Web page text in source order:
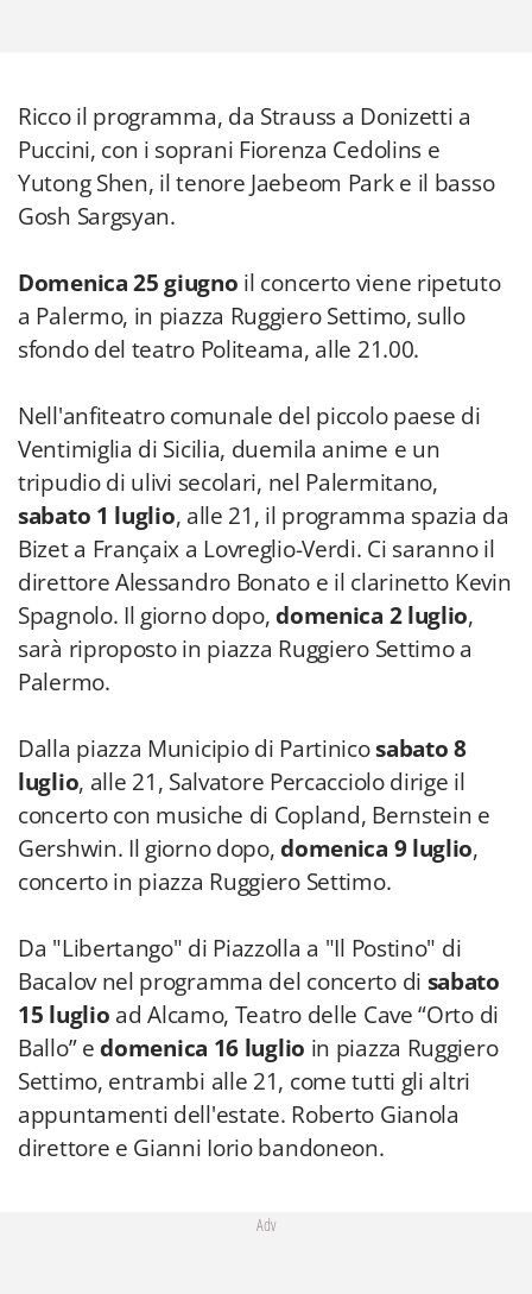
Ricco il programma, da Strauss a Donizetti a
Puccini, con i soprani Fiorenza Cedolins e
Yutong Shen, il tenore Jaebeom Park e il basso
Gosh Sargsyan.
Domenica 25 giugno il concerto viene ripetuto
a Palermo, in piazza Ruggiero Settimo, sullo
sfondo del teatro Politeama, alle 21.00.
Nell'anfiteatro comunale del piccolo paese di
Ventimiglia di Sicilia, duemila anime e un
tripudio di ulivi secolari, nel Palermitano,
sabato 1 luglio, alle 21, il programma spazia da
Bizet a Françaix a Lovreglio-Verdi. Ci saranno il
direttore Alessandro Bonato e il clarinetto Kevin
Spagnolo. Il giorno dopo,domenica 2 luglio,
sarà riproposto in piazza Ruggiero Settimo a
Palermo.
Dalla piazza Municipio di Partinicosabato 8
luglio, alle 21, Salvatore Percacciolo dirige il
concerto con musiche di Copland, Bernstein e
Gershwin. Il giorno dopo,domenica 9 luglio,
concerto in piazza Ruggiero Settimo.
Da "Libertango" di Piazzolla a "Il Postino" di
Bacalov nel programma del concerto di sabato
15 luglio ad Alcamo, Teatro delle Cave “Orto di
Ballo” edomenica 16 luglio in piazza Ruggiero
Settimo, entrambi alle 21, come tutti gli altri
appuntamenti dell'estate. Roberto Gianola
direttore e Gianni Iorio bandoneon.
Adv